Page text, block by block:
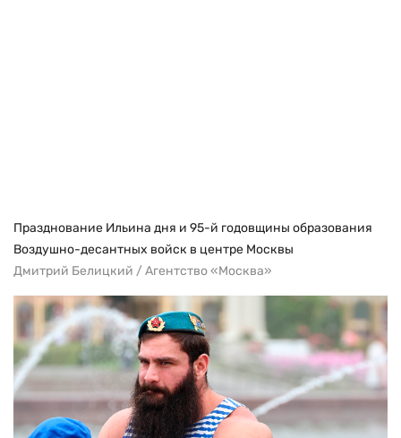
Празднование Ильина дня и 95-й годовщины образования
Воздушно-десантных войск в центре Москвы
Дмитрий Белицкий / Агентство «Москва»